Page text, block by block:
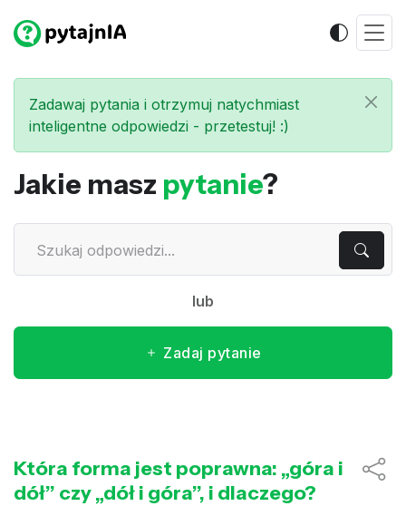
Zadawaj pytania i otrzymuj natychmiast
inteligentne odpowiedzi - przetestuj! :)
Jakie masz pytanie?
lub
Zadaj pytanie
Która forma jest poprawna: „góra i
dół” czy „dół i góra”, i dlaczego?